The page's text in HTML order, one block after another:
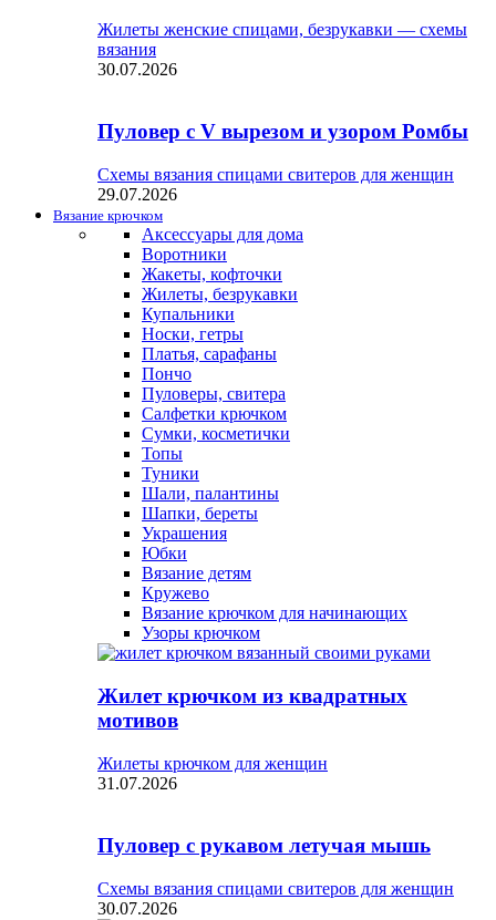
Жилеты женские спицами, безрукавки — схемы
вязания
30.07.2026
Пуловер с V вырезом и узором Ромбы
Схемы вязания спицами свитеров для женщин
29.07.2026
Вязание крючком
Аксессуары для дома
Воротники
Жакеты, кофточки
Жилеты, безрукавки
Купальники
Носки, гетры
Платья, сарафаны
Пончо
Пуловеры, свитера
Салфетки крючком
Сумки, косметички
Топы
Туники
Шали, палантины
Шапки, береты
Украшения
Юбки
Вязание детям
Кружево
Вязание крючком для начинающих
Узоры крючком
Жилет крючком из квадратных
мотивов
Жилеты крючком для женщин
31.07.2026
Пуловер с рукавом летучая мышь
Схемы вязания спицами свитеров для женщин
30.07.2026